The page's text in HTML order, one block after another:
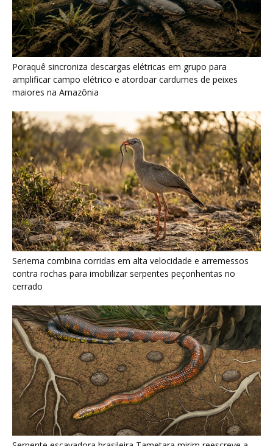
Seriema combina corridas em alta velocidade e arremessos
contra rochas para imobilizar serpentes peçonhentas no
cerrado
Serpente escavadora brasileira Tametara mirim reescreve a
evolução dos répteis
Como a majestosa onça pintada protege as margens dos rios
e sustenta o equilíbrio ecológico na floresta amazônica